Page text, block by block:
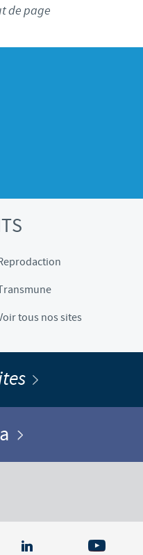
de page
tous nos sites